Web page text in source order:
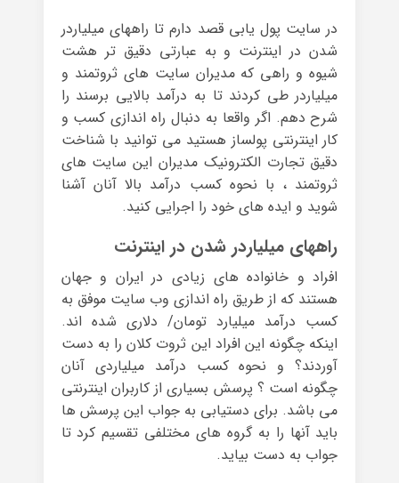
در سایت پول یابی قصد دارم تا راههای میلیاردر
شدن در اینترنت و به عبارتی دقیق تر هشت
شیوه و راهی که مدیران سایت های ثروتمند و
میلیاردر طی کردند تا به درآمد بالایی برسند را
شرح دهم. اگر واقعا به دنبال راه اندازی کسب و
کار اینترنتی پولساز هستید می توانید با شناخت
دقیق تجارت الکترونیک مدیران این سایت های
ثروتمند ، با نحوه کسب درآمد بالا آنان آشنا
شوید و ایده های خود را اجرایی کنید.
راههای میلیاردر شدن در اینترنت
افراد و خانواده های زیادی در ایران و جهان
هستند که از طریق راه اندازی وب سایت موفق به
کسب درآمد میلیارد تومان/ دلاری شده اند.
اینکه چگونه این افراد این ثروت کلان را به دست
آوردند؟ و نحوه کسب درآمد میلیاردی آنان
چگونه است ؟ پرسش بسیاری از کاربران اینترنتی
می باشد. برای دستیابی به جواب این پرسش ها
باید آنها را به گروه های مختلفی تقسیم کرد تا
جواب به دست بیاید.